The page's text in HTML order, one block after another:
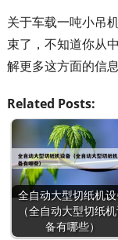
关于车载一吨小吊
束了，不知道你从
解更多这方面的信
Related Posts:
全自动大型切纸机
（全自动大型切纸
备有哪些）